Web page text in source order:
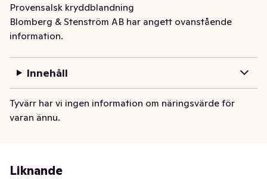
Provensalsk kryddblandning
Blomberg & Stenström AB har angett ovanstående
information.
Innehåll
Tyvärr har vi ingen information om näringsvärde för
varan ännu.
Liknande